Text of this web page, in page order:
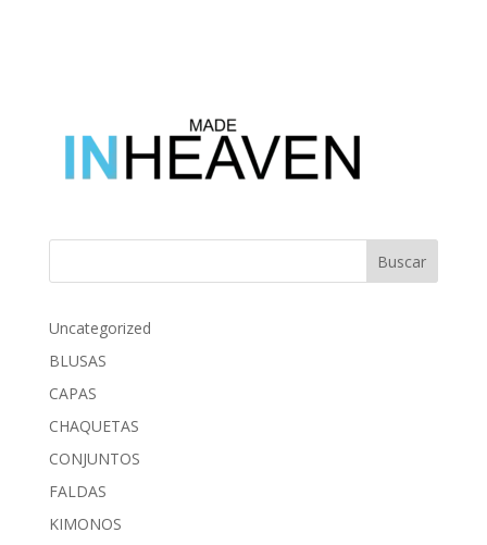
Buscar
Uncategorized
BLUSAS
CAPAS
CHAQUETAS
CONJUNTOS
FALDAS
KIMONOS